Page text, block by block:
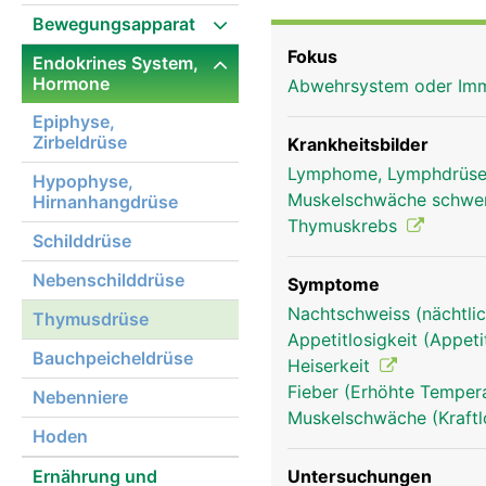
Bewegungsapparat
Endokrines System,
Hormone
Epiphyse,
Zirbeldrüse
Hypophyse,
Hirnanhangdrüse
Schilddrüse
Nebenschilddrüse
Thymusdrüse
Bauchpeicheldrüse
Nebenniere
Hoden
Ernährung und
Abwehrzellen - die T-
und auf ihre Aufgabe
Lymphknoten und die
anderem das
unterstützen. Schon
"Lebensenergie"
Fokus
Abwehrsystem oder
Krankheitsbilder
Lymphome,
Muskelschwäche
Thymuskrebs
Symptome
Nachtschweiss
Appetitlosigkeit
Heiserkeit
Fieber (Erhöhte
Muskelschwäche
Untersuchungen